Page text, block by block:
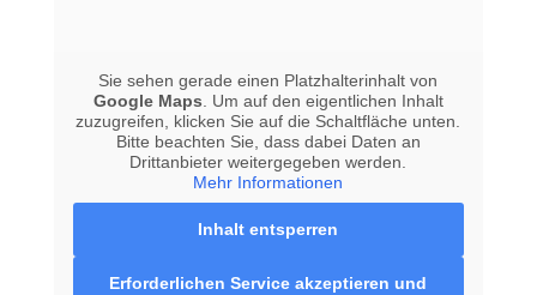
Sie sehen gerade einen Platzhalterinhalt von
Google Maps . Um auf den eigentlichen Inhalt
zuzugreifen, klicken Sie auf die Schaltfläche unten.
Bitte beachten Sie, dass dabei Daten an
Drittanbieter weitergegeben werden.
Mehr Informationen
Inhalt entsperren
Erforderlichen Service akzeptieren und